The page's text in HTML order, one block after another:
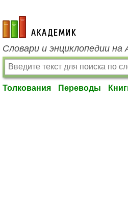
academic.ru
Словари и энциклопедии на
Толкования Переводы